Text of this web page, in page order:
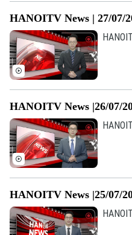
HANOITV News | 27/07/
HANOITV News |26/07/
HANOITV News |25/07/